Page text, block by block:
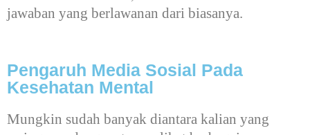
jawaban yang berlawanan dari biasanya.
Pengaruh Media Sosial Pada
Kesehatan Mental
Mungkin sudah banyak diantara kalian yang